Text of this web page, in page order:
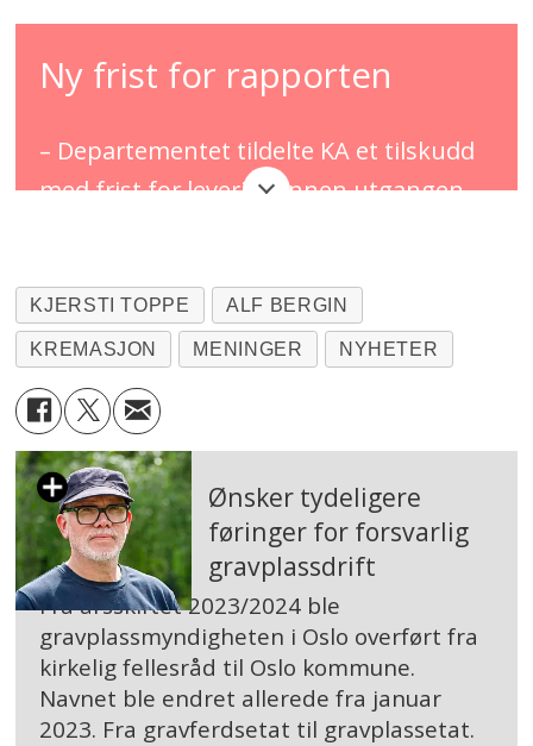
Ny frist for rapporten
– Departementet tildelte KA et tilskudd
med frist for levering innen utgangen
– Vi mottok en velbegrunnet søknad om
utsatt leveringsfrist som vi har
innvilget, fortsetter hun.
– Vi møteser KAs rapport innen 1.
september. Det er viktig for vårt videre
arbeid med rapporten og krematorie-
spørsmålene at KA rekker å
gjennomføre planlagt kvalitetssikring av
rapporten sin, avslutter Kjersti Toppe.
KJERSTI TOPPE ALF BERGIN
KREMASJON MENINGER NYHETER
Ønsker tydeligere
føringer for forsvarlig
gravplassdrift
Fra årsskiftet 2023/2024 ble
gravplassmyndigheten i Oslo overført fra
kirkelig fellesråd til Oslo kommune.
Navnet ble endret allerede fra januar
2023. Fra gravferdsetat til gravplassetat.